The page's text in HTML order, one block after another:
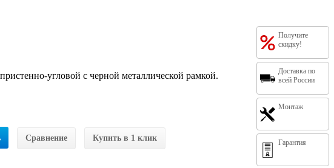
Получите
скидку!
Доставка по
всей России
Монтаж
Гарантия
угловой с черной металлической рамкой.
Сравнение Купить в 1 клик